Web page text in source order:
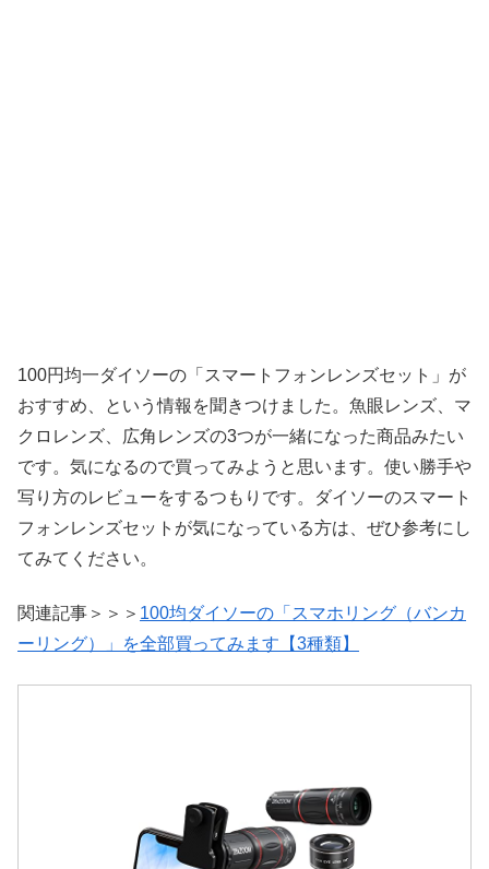
100円均一ダイソーの「スマートフォンレンズセット」が
おすすめ、という情報を聞きつけました。魚眼レンズ、マ
クロレンズ、広角レンズの3つが一緒になった商品みたい
です。気になるので買ってみようと思います。使い勝手や
写り方のレビューをするつもりです。ダイソーのスマート
フォンレンズセットが気になっている方は、ぜひ参考にし
てみてください。
関連記事＞＞＞ 100均ダイソーの「スマホリング（バンカ
ーリング）」を全部買ってみます【3種類】